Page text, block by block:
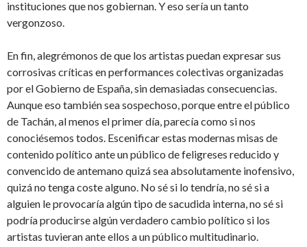
instituciones que nos gobiernan. Y eso sería un tanto
vergonzoso.
En fin, alegrémonos de que los artistas puedan expresar sus
corrosivas críticas en performances colectivas organizadas
por el Gobierno de España, sin demasiadas consecuencias.
Aunque eso también sea sospechoso, porque entre el público
de Tachán, al menos el primer día, parecía como si nos
conociésemos todos. Escenificar estas modernas misas de
contenido político ante un público de feligreses reducido y
convencido de antemano quizá sea absolutamente inofensivo,
quizá no tenga coste alguno. No sé si lo tendría, no sé si a
alguien le provocaría algún tipo de sacudida interna, no sé si
podría producirse algún verdadero cambio político si los
artistas tuvieran ante ellos a un público multitudinario.